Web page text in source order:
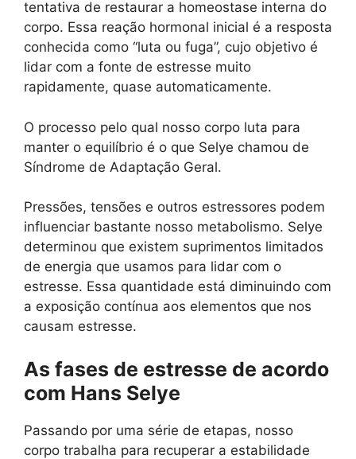
tentativa de restaurar a homeostase interna do
corpo. Essa reação hormonal inicial é a resposta
conhecida como “luta ou fuga”, cujo objetivo é
lidar com a fonte de estresse muito
rapidamente, quase automaticamente.
O processo pelo qual nosso corpo luta para
manter o equilíbrio é o que Selye chamou de
Síndrome de Adaptação Geral.
Pressões, tensões e outros estressores podem
influenciar bastante nosso metabolismo. Selye
determinou que existem suprimentos limitados
de energia que usamos para lidar com o
estresse. Essa quantidade está diminuindo com
a exposição contínua aos elementos que nos
causam estresse.
As fases de estresse de acordo
com Hans Selye
Passando por uma série de etapas, nosso
corpo trabalha para recuperar a estabilidade